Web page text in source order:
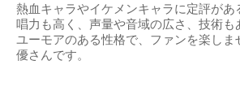
熱血キャラやイケメンキャラに定評があ
唱力も高く、声量や音域の広さ、技術も
ユーモアのある性格で、ファンを楽しま
優さんです。